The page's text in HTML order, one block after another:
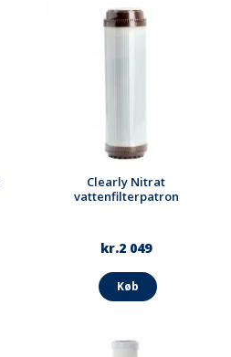
Clearly Nitrat
vattenfilterpatron
kr.2 049
Køb